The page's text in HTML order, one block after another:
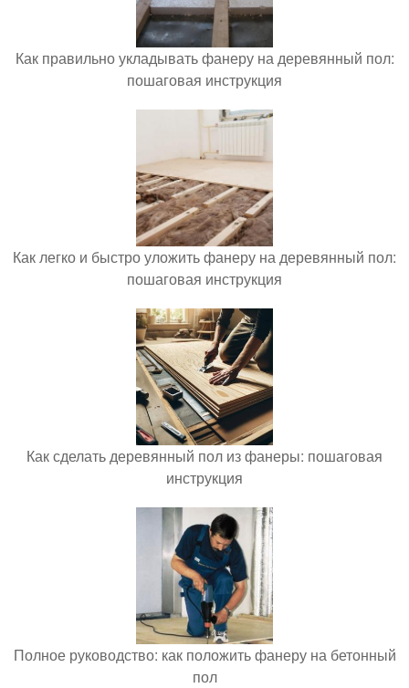
Как правильно укладывать фанеру на деревянный пол:
пошаговая инструкция
Как легко и быстро уложить фанеру на деревянный пол:
пошаговая инструкция
Как сделать деревянный пол из фанеры: пошаговая
инструкция
Полное руководство: как положить фанеру на бетонный
пол